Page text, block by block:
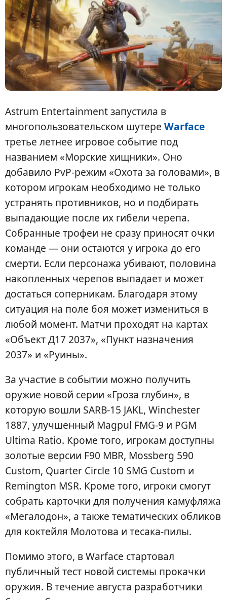
Astrum Entertainment запустила в
многопользовательском шутере Warface
третье летнее игровое событие под
названием «Морские хищники». Оно
добавило PvP-режим «Охота за головами», в
котором игрокам необходимо не только
устранять противников, но и подбирать
выпадающие после их гибели черепа.
Собранные трофеи не сразу приносят очки
команде — они остаются у игрока до его
смерти. Если персонажа убивают, половина
накопленных черепов выпадает и может
достаться соперникам. Благодаря этому
ситуация на поле боя может измениться в
любой момент. Матчи проходят на картах
«Объект Д17 2037», «Пункт назначения
2037» и «Руины».
За участие в событии можно получить
оружие новой серии «Гроза глубин», в
которую вошли SARB-15 JAKL, Winchester
1887, улучшенный Magpul FMG-9 и PGM
Ultima Ratio. Кроме того, игрокам доступны
золотые версии F90 MBR, Mossberg 590
Custom, Quarter Circle 10 SMG Custom и
Remington MSR. Кроме того, игроки смогут
собрать карточки для получения камуфляжа
«Мегалодон», а также тематических обликов
для коктейля Молотова и тесака-пилы.
Помимо этого, в Warface стартовал
публичный тест новой системы прокачки
оружия. В течение августа разработчики